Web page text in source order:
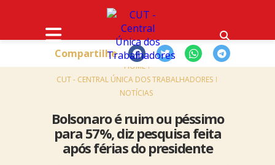
HOME
CUT - CENTRAL ÚNICA DOS TRABALHADORES
NOTÍCIAS
Bolsonaro é ruim ou péssimo
para 57%, diz pesquisa feita
após férias do presidente
Compartilhe